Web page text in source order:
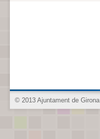
© 2013 Ajuntament de Girona